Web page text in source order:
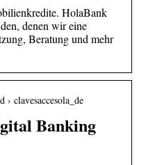
HolaBank
denen wir eine
Beratung und mehr
› clavesaccesola_de
Banking